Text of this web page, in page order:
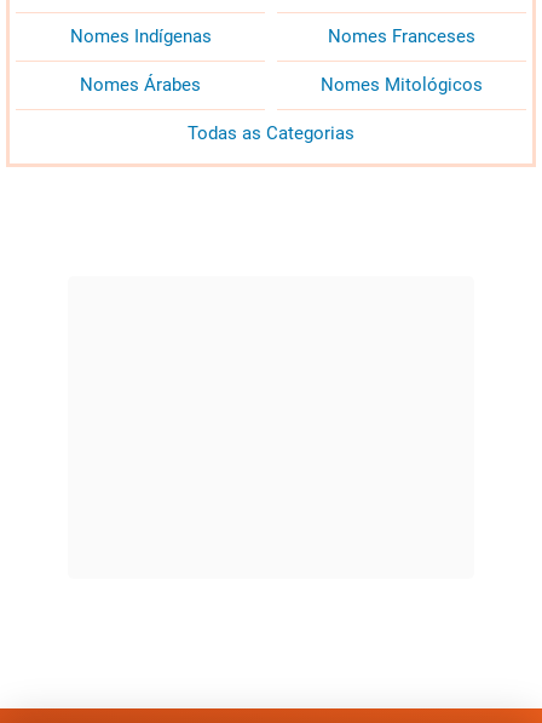
Nomes Indígenas Nomes Franceses
Nomes Árabes Nomes Mitológicos
Todas as Categorias